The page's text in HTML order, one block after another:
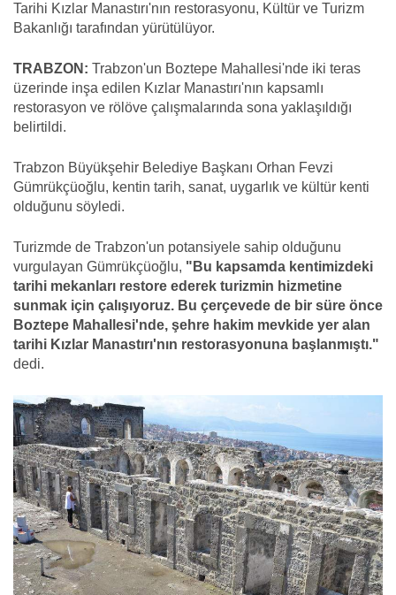
Tarihi Kızlar Manastırı'nın restorasyonu, Kültür ve Turizm
Bakanlığı tarafından yürütülüyor.
TRABZON: Trabzon'un Boztepe Mahallesi'nde iki teras
üzerinde inşa edilen Kızlar Manastırı'nın kapsamlı
restorasyon ve rölöve çalışmalarında sona yaklaşıldığı
belirtildi.
Trabzon Büyükşehir Belediye Başkanı Orhan Fevzi
Gümrükçüoğlu, kentin tarih, sanat, uygarlık ve kültür kenti
olduğunu söyledi.
Turizmde de Trabzon'un potansiyele sahip olduğunu
vurgulayan Gümrükçüoğlu, "Bu kapsamda kentimizdeki
tarihi mekanları restore ederek turizmin hizmetine
sunmak için çalışıyoruz. Bu çerçevede de bir süre önce
Boztepe Mahallesi'nde, şehre hakim mevkide yer alan
tarihi Kızlar Manastırı'nın restorasyonuna başlanmıştı."
dedi.